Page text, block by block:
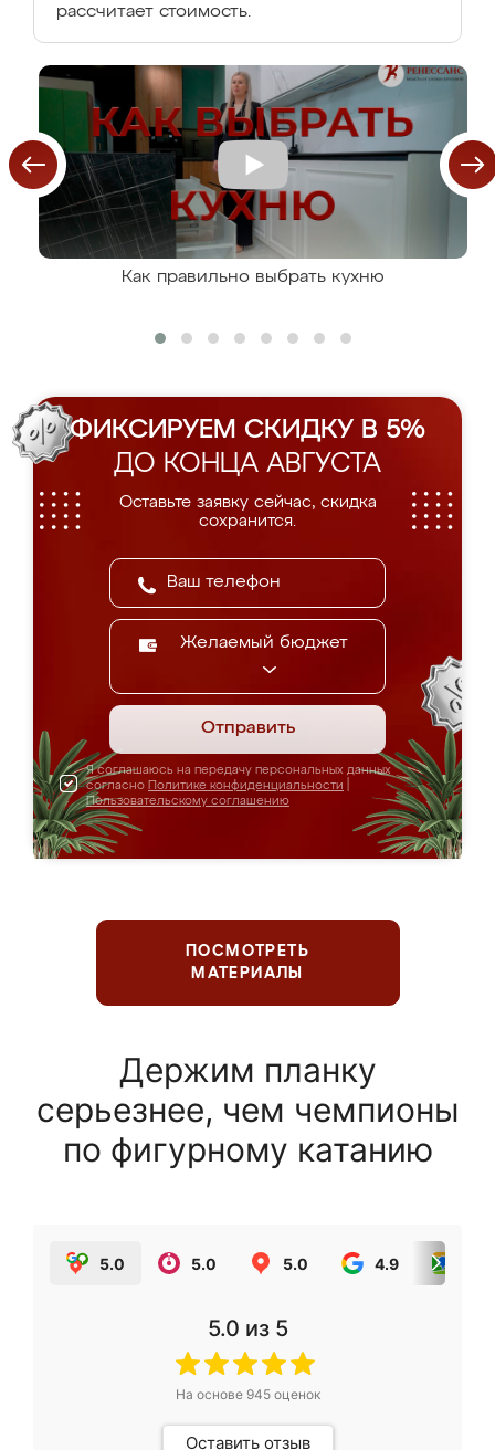
рассчитает стоимость.
Как правильно выбрать кухню
ФИКСИРУЕМ СКИДКУ В 5%
ДО КОНЦА АВГУСТА
Оставьте заявку сейчас, скидка
сохранится.
Желаемый бюджет
Отправить
Я соглашаюсь на передачу персональных данных
согласно Политике конфиденциальности
Пользовательскому соглашению
ПОСМОТРЕТЬ
МАТЕРИАЛЫ
Держим планку
серьезнее, чем чемпионы
по фигурному катанию
5.0 5.0 5.0 4.9
5.0 из 5
На основе 945оценок
Оставить отзыв